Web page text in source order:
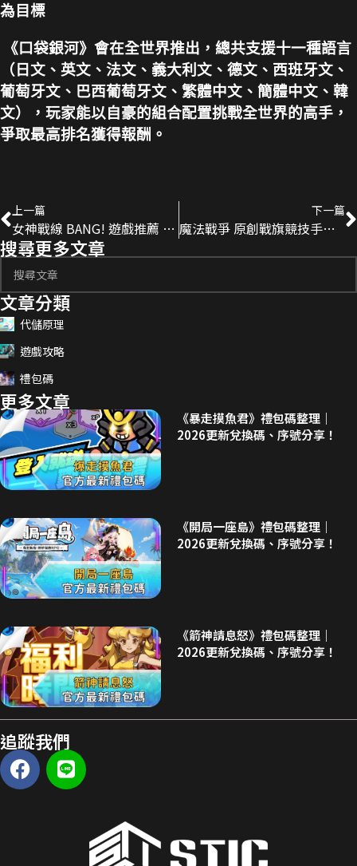
為目標
《口袋銀河》會在全世界推出，總共支援十一種語言
（日文、英文、法文、義大利文、德文、西班牙文、
葡萄牙文、巴西葡萄牙文、繁體中文、簡體中文、韓
文），玩家能以自豪的組合配置挑戰全世界的高手，
爭取最高排名獲得報酬。
上一篇
女神戰線 BANG! 遊戲推薦 遊戲 代儲
下一篇
魔法戰爭 原創戰旗競技手遊 遊戲推薦 遊戲 代儲
搜尋更多文章
文章分類
代儲原理
遊戲攻略
禮包碼
更多文章
《暴走摸魚君》禮包碼整理｜
2026更新兌換碼、序號分享！
《開局一座島》禮包碼整理｜
2026更新兌換碼、序號分享！
《箭神請息怒》禮包碼整理｜
2026更新兌換碼、序號分享！
追蹤我們